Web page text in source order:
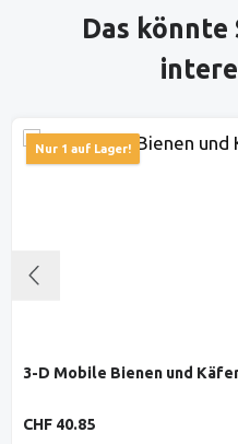
Produktgalerie überspringen
Das könnte
Nur 1 auf Lager!
3-D Mobile Bienen und
Regulärer Preis:
CHF 40.85